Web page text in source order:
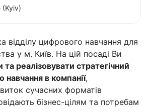
відділу цифрового навчання для
у м. Київ. На цій посаді Ви
реалізовувати стратегічний
в компанії,
сучасних форматів
бізнес-цілям та потребам
(Kyiv)